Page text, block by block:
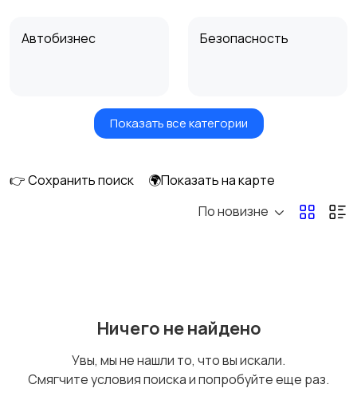
Автобизнес Безопасность
Бытовые услуги и
Высший менеджмент
Добыча сырья,
Показать все категории
👉 Сохранить поиск
🌍Показать на карте
По новизне
Ничего не найдено
Увы, мы не нашли то, что вы искали.
Смягчите условия поиска и попробуйте еще раз.